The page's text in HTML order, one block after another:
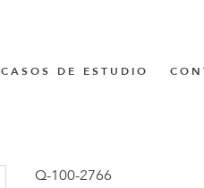
CASOS DE ESTUDIO
Q-100-2766